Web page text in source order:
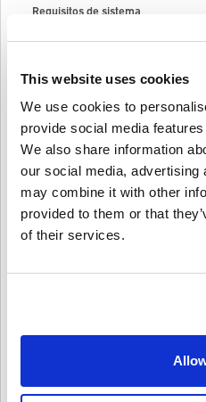
This website uses cookies
We use cookies to
provide social media
We also share information
our social media, advertising
may combine it with other
provided to them or that
of their services.
Requisitos de sistema
Requisitos mínimos de sistema
Como funciona na
Novo na Livecards.net? Comprar
Isenção de responsabilidade
Os produtos Pré-encomenda
data de lançamento
estoque serão entregues
aceitas.
Para obter mais
desenvolvedor do jogo e,
demorou um pouco para